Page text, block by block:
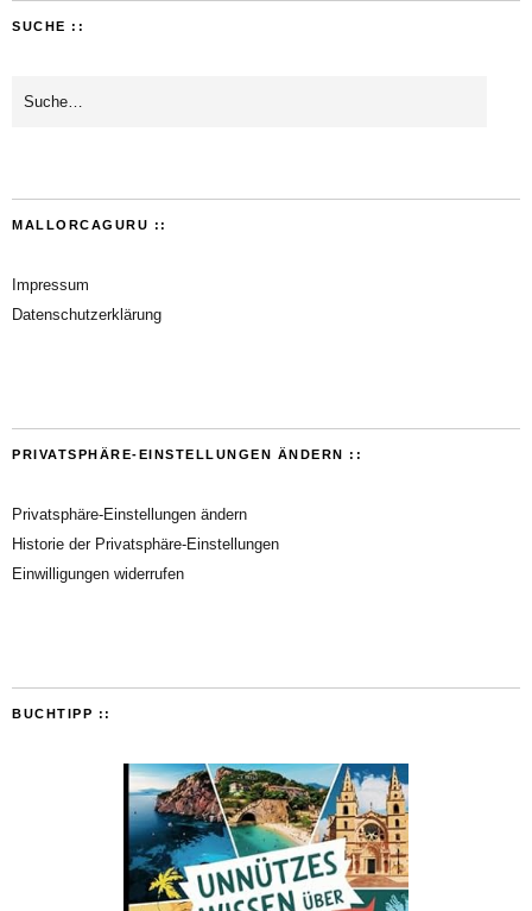
SUCHE ::
MALLORCAGURU ::
Impressum
Datenschutzerklärung
PRIVATSPHÄRE-EINSTELLUNGEN ÄNDERN ::
Privatsphäre-Einstellungen ändern
Historie der Privatsphäre-Einstellungen
Einwilligungen widerrufen
BUCHTIPP ::